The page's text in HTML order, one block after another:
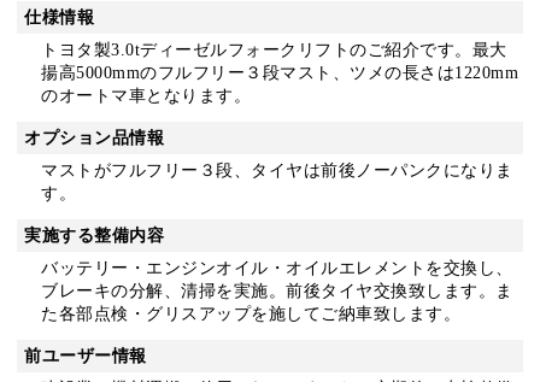
仕様情報
トヨタ製3.0tディーゼルフォークリフトのご紹介です。最大
揚高5000mmのフルフリー３段マスト、ツメの長さは1220mm
のオートマ車となります。
オプション品情報
マストがフルフリー３段、タイヤは前後ノーパンクになりま
す。
実施する整備内容
バッテリー・エンジンオイル・オイルエレメントを交換し、
ブレーキの分解、清掃を実施。前後タイヤ交換致します。ま
た各部点検・グリスアップを施してご納車致します。
前ユーザー情報